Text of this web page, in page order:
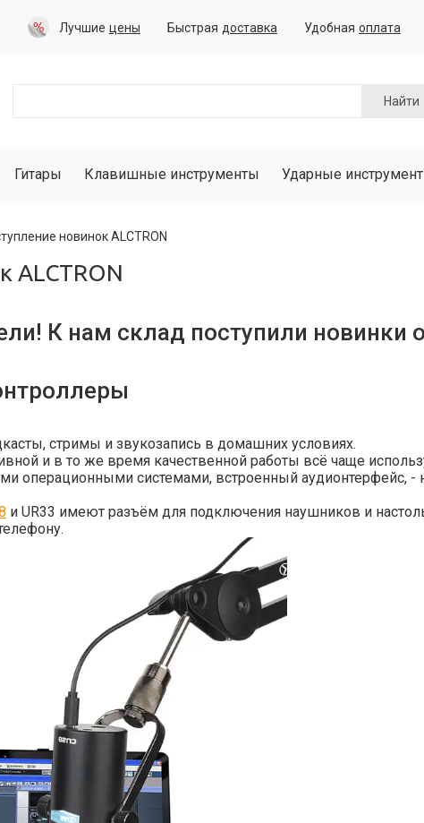
Лучшие цены Быстрая доставка Удобная оплата
Найти
Гитары Клавишные инструменты Ударные
новинок ALCTRON
ALCTRON
К нам склад поступили новинки
стримы и звукозапись в домашних условиях.
и в то же время качественной работы всё чаще
операционными системами, встроенный аудионтерфейс,
и UR33 имеют разъём для подключения наушников и